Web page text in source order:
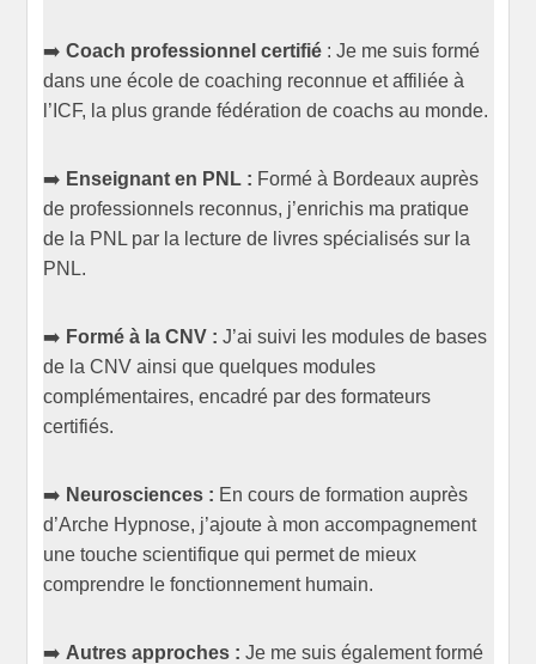
➡️ Coach professionnel certifié : Je me suis formé
dans une école de coaching reconnue et affiliée à
l’ICF, la plus grande fédération de coachs au monde.
➡️ Enseignant en PNL : Formé à Bordeaux auprès
de professionnels reconnus, j’enrichis ma pratique
de la PNL par la lecture de livres spécialisés sur la
PNL.
➡️ Formé à la CNV : J’ai suivi les modules de bases
de la CNV ainsi que quelques modules
complémentaires, encadré par des formateurs
certifiés.
➡️ Neurosciences : En cours de formation auprès
d’Arche Hypnose, j’ajoute à mon accompagnement
une touche scientifique qui permet de mieux
comprendre le fonctionnement humain.
➡️ Autres approches : Je me suis également formé